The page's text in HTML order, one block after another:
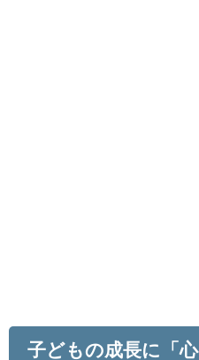
子どもの成長に「